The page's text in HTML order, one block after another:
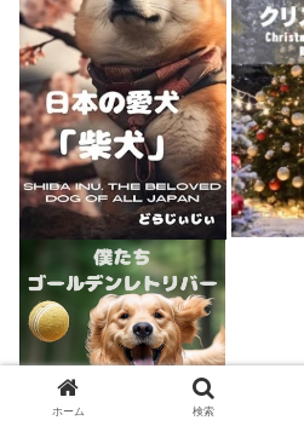
ホーム 検索